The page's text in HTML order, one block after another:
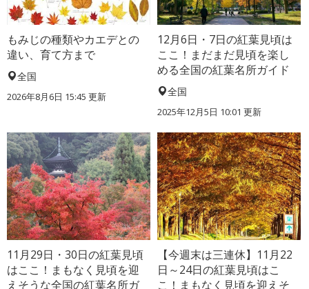
もみじの種類やカエデとの
違い、育て方まで
全国
2026年8月6日 15:45 更新
12月6日・7日の紅葉見頃は
ここ！まだまだ見頃を楽し
める全国の紅葉名所ガイド
全国
2025年12月5日 10:01 更新
11月29日・30日の紅葉見頃
はここ！まもなく見頃を迎
えそうな全国の紅葉名所ガ
【今週末は三連休】11月22
日～24日の紅葉見頃はこ
こ！まもなく見頃を迎えそ